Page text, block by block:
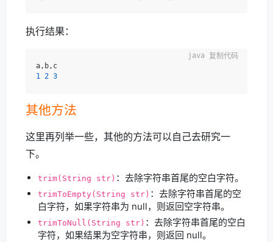
执行结果：
1 2 3
复制代码
其他方法
这里再列举一些，其他的方法可以自己去研究一
下。
trim(String str) ：去除字符串首尾的空白字符。
trimToEmpty(String str) ：去除字符串首尾的空
白字符，如果字符串为 null，则返回空字符串。
trimToNull(String str) ：去除字符串首尾的空白
字符，如果结果为空字符串，则返回 null。